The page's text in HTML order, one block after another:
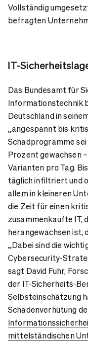
Vollständig
befragten
IT-
Das Bundesamt für
Informationstechnik
Deutschland in
„angespannt bis
Schadprogramme
Prozent gewachsen
Varianten pro Tag.
täglich infiltriert und
allem in kleineren
die Zeit für einen
zusammenkaufte IT,
herangewachsen ist,
„Dabei sind die
Cybersecurity-
sagt David Fuhr,
der IT-Sicherheits-
Selbsteinschätzung
Schadenverhütung
mittelständischen